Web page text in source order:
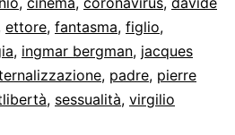
ettore, fantasma, figlio,
, ingmar bergman, jacques
, padre, pierre
, sessualità, virgilio